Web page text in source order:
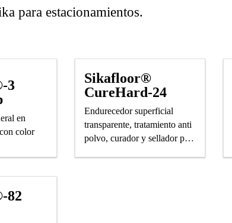
para estacionamientos.
3
en
color
Sikafloor®
CureHard-24
Endurecedor superficial
transparente, tratamiento anti
polvo, curador y sellador para
82